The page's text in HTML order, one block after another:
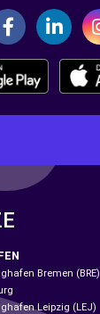
Bremen (BRE)
Leipzig (LEJ)